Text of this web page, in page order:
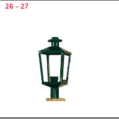
26 - 27